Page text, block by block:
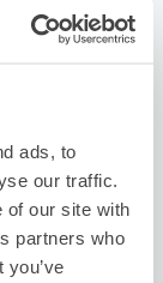
ads, to
our traffic.
of our site with
partners who